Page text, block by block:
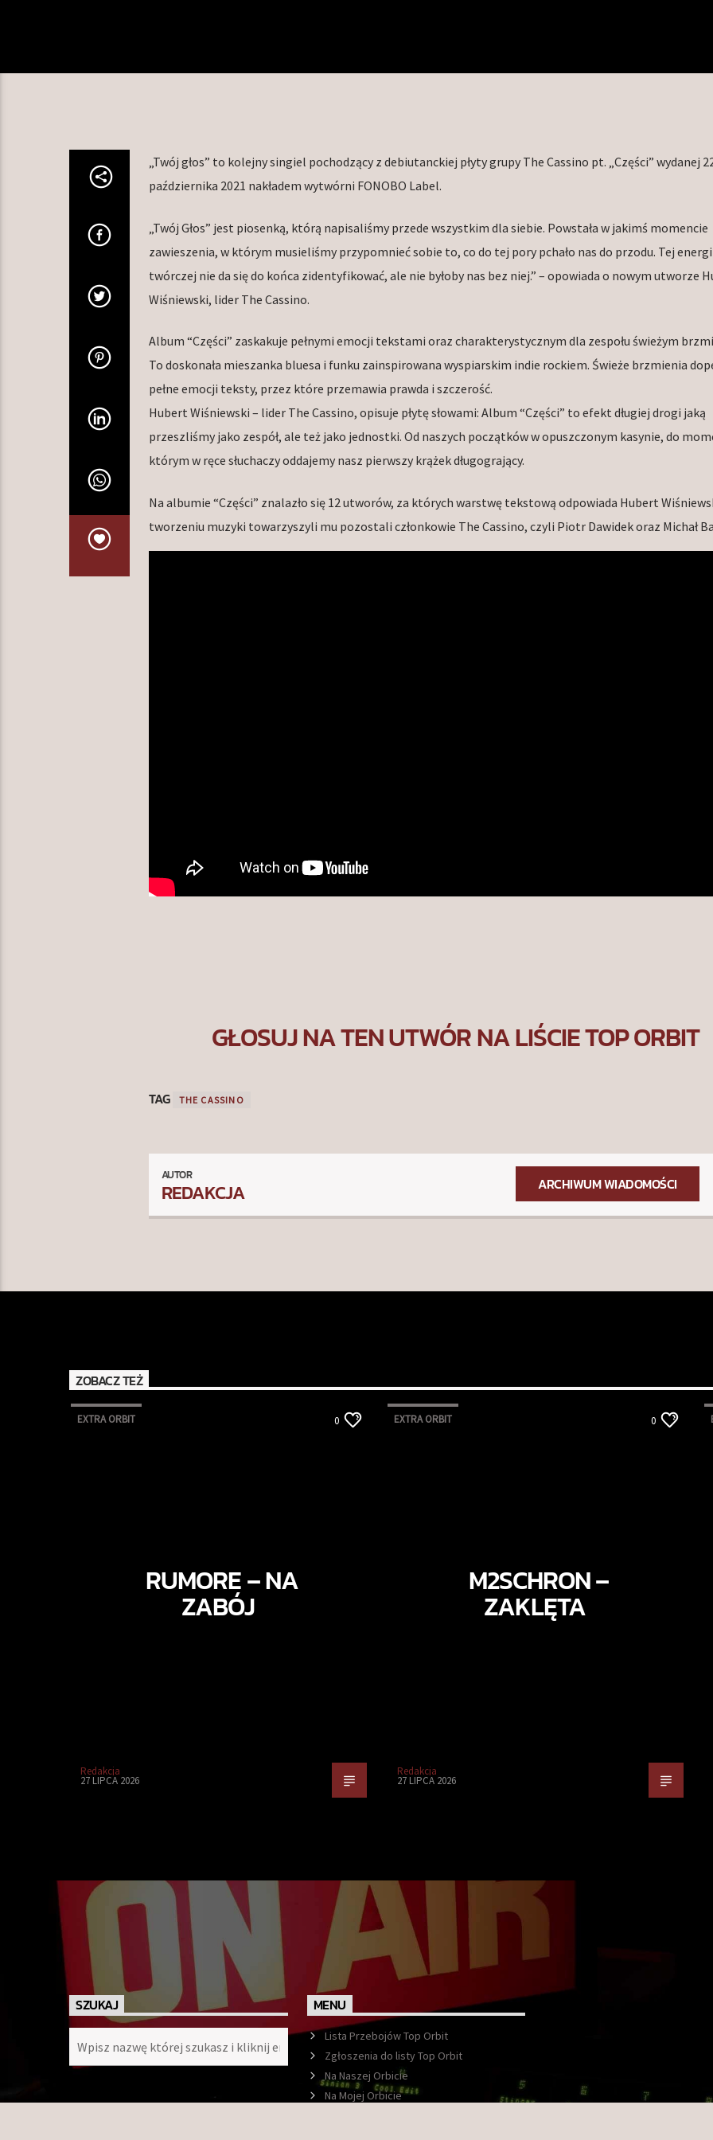
„Twój głos” to kolejny singiel pochodzący z debiutanckiej płyty grupy The Cassino pt. „Części” wydanej
października 2021 nakładem wytwórni FONOBO Label.
„Twój Głos” jest piosenką, którą napisaliśmy przede wszystkim dla siebie. Powstała w jakimś momencie
zawieszenia, w którym musieliśmy przypomnieć sobie to, co do tej pory pchało nas do przodu. Tej
twórczej nie da się do końca zidentyfikować, ale nie byłoby nas bez niej.” – opowiada o nowym utworze
Wiśniewski, lider The Cassino.
Album “Części” zaskakuje pełnymi emocji tekstami oraz charakterystycznym dla zespołu świeżym
To doskonała mieszanka bluesa i funku zainspirowana wyspiarskim indie rockiem. Świeże brzmienia
pełne emocji teksty, przez które przemawia prawda i szczerość.
Hubert Wiśniewski – lider The Cassino, opisuje płytę słowami: Album “Części” to efekt długiej drogi jaką
przeszliśmy jako zespół, ale też jako jednostki. Od naszych początków w opuszczonym kasynie, do
którym w ręce słuchaczy oddajemy nasz pierwszy krążek długogrający.
Na albumie “Części” znalazło się 12 utworów, za których warstwę tekstową odpowiada Hubert
tworzeniu muzyki towarzyszyli mu pozostali członkowie The Cassino, czyli Piotr Dawidek oraz Michał
GŁOSUJ NA TEN UTWÓR NA LIŚCIE TOP ORBIT
TAG THE CASSINO
AUTOR
REDAKCJA ARCHIWUM WIADOMOŚCI
ZOBACZ TEŻ
EXTRA ORBIT 0
RUMORE – NA
ZABÓJ
Redakcja
27 LIPCA 2026
EXTRA ORBIT 0
M2SCHRON –
ZAKLĘTA
Redakcja
27 LIPCA 2026
SZUKAJ MENU
Lista Przebojów Top Orbit
Zgłoszenia do listy Top Orbit
Na Naszej Orbicie
Na Mojej Orbicie